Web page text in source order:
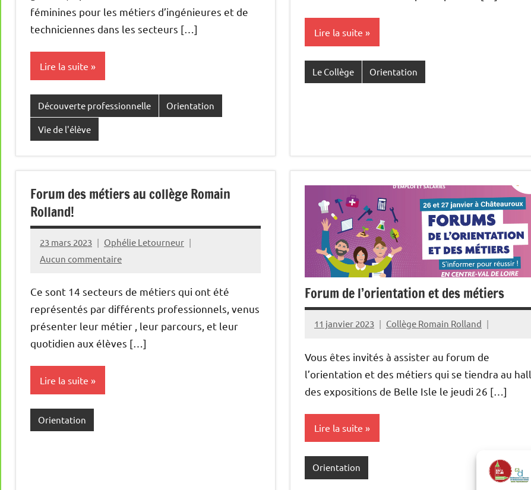
féminines pour les métiers d’ingénieures et de
techniciennes dans les secteurs […]
Lire la suite
Découverte professionnelle Orientation
Vie de l'élève
Lire la suite
Le Collège Orientation
Forum des métiers au collège Romain
Rolland!
23 mars 2023
Ophélie Letourneur
Aucun commentaire
Ce sont 14 secteurs de métiers qui ont été
représentés par différents professionnels, venus
présenter leur métier , leur parcours, et leur
quotidien aux élèves […]
Lire la suite
Orientation
Forum de l’orientation et des métiers
11 janvier 2023 Collège Romain Rolland
Vous êtes invités à assister au forum de
l’orientation et des métiers qui se tiendra au hall
des expositions de Belle Isle le jeudi 26 […]
Lire la suite
Orientation